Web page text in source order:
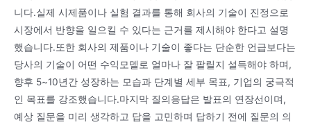
니다.실제 시제품이나 실험 결과를 통해 회사의 기술이 진정으로
시장에서 반향을 일으킬 수 있다는 근거를 제시해야 한다고 설명
했습니다.또한 회사의 제품이나 기술이 좋다는 단순한 언급보다는
당사의 기술이 어떤 수익모델로 얼마나 잘 팔릴지 설득해야 하며,
향후 5~10년간 성장하는 모습과 단계별 세부 목표, 기업의 궁극적
인 목표를 강조했습니다.마지막 질의응답은 발표의 연장선이며,
예상 질문을 미리 생각하고 답을 고민하며 답하기 전에 질문의 의